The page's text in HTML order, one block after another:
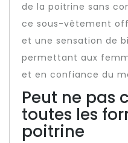
de la poitrine sans
ce sous-vêtement
et une sensation de
permettant aux
et en confiance du
Peut ne pas
toutes les
poitrine